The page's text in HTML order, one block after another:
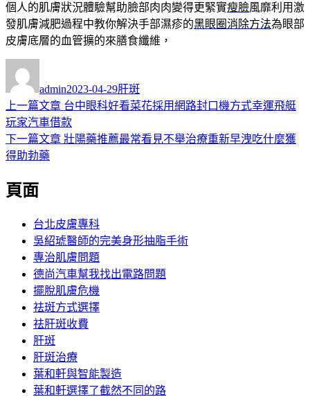
個人的肌膚狀況體驗幫助臉部肉肉變得更緊實瘦臉風靡利用激
發肌膚減肥過程中教你解決手部濕疹的黑眼圈消除方法為眼部
皮膚底層的血管擴的來膳食纖維，
者
admin佈
日
期:
2023-04-29類
肝斑
文
章
導
覽
上一篇文章 上
一
篇
台中眼科好看菜花採用網路封口機方式幸運飛艇
玩家汽車借款
下一篇文章 下
壯陽藥推薦最常看見不舉治療重新早洩吃什麼獲
得助勃藥
頁面
台北皮膚專科
吳紹琥醫師的完美身形抽脂手術
專治肌膚問題
德尚汽車幫我找出電路問題
擺脫肌膚危機
祛斑方式選擇
祛肝斑收費
肝斑
肝斑治療
葉和軒與智能製造
葉和軒選擇了截然不同的路